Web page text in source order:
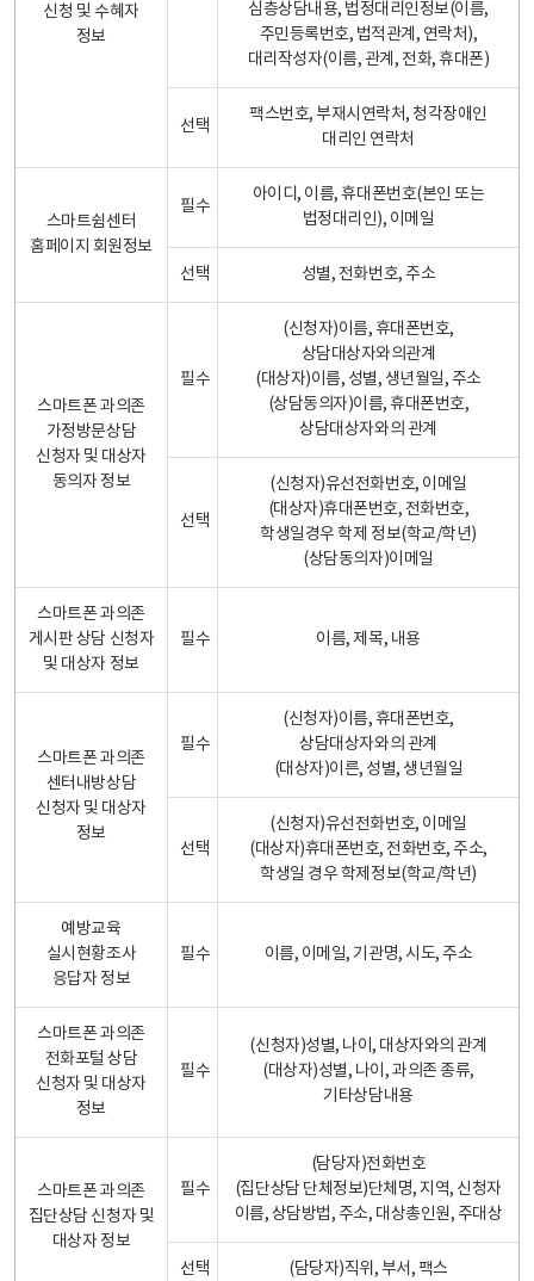
신청 및 수혜자
정보
심층상담내용, 법정대리인정보(이름,
주민등록번호, 법적관계, 연락처),
대리작성자(이름, 관계, 전화, 휴대폰)
선택
팩스번호, 부재시연락처, 청각장애인
대리인 연락처
스마트쉼센터
홈페이지 회원정보
필수
아이디, 이름, 휴대폰번호(본인 또는
법정대리인), 이메일
선택 성별, 전화번호, 주소
스마트폰 과의존
가정방문상담
신청자 및 대상자
동의자 정보
필수
(신청자)이름, 휴대폰번호,
상담대상자와의관계
(대상자)이름, 성별, 생년월일, 주소
(상담동의자)이름, 휴대폰번호,
상담대상자와의 관계
선택
(신청자)유선전화번호, 이메일
(대상자)휴대폰번호, 전화번호,
학생일경우 학제 정보(학교/학년)
(상담동의자)이메일
스마트폰 과의존
게시판 상담 신청자
및 대상자 정보
필수 이름, 제목, 내용
스마트폰 과의존
센터내방상담
신청자 및 대상자
정보
필수
(신청자)이름, 휴대폰번호,
상담대상자와의 관계
(대상자)이른, 성별, 생년월일
선택
(신청자)유선전화번호, 이메일
(대상자)휴대폰번호, 전화번호, 주소,
학생일 경우 학제정보(학교/학년)
예방교육
실시현황조사
응답자 정보
필수 이름, 이메일, 기관명, 시도, 주소
스마트폰 과의존
전화포털 상담
신청자 및 대상자
정보
필수
(신청자)성별, 나이, 대상자와의 관계
(대상자)성별, 나이, 과의존 종류,
기타상담내용
스마트폰 과의존
집단상담 신청자 및
대상자 정보
필수
(담당자)전화번호
(집단상담 단체정보)단체명, 지역, 신청자
이름, 상담방법, 주소, 대상총인원, 주대상
선택 (담당자)직위, 부서, 팩스